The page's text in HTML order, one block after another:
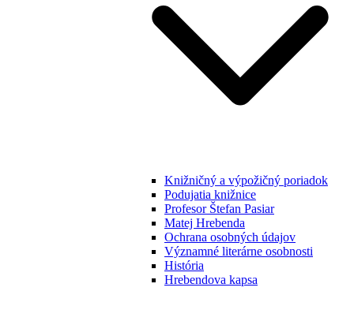
Knižničný a výpožičný poriadok
Podujatia knižnice
Profesor Štefan Pasiar
Matej Hrebenda
Ochrana osobných údajov
Významné literárne osobnosti
História
Hrebendova kapsa